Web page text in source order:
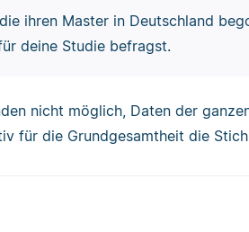
ihren Master in Deutschland
deine Studie befragst.
nicht möglich, Daten der
für die Grundgesamtheit die